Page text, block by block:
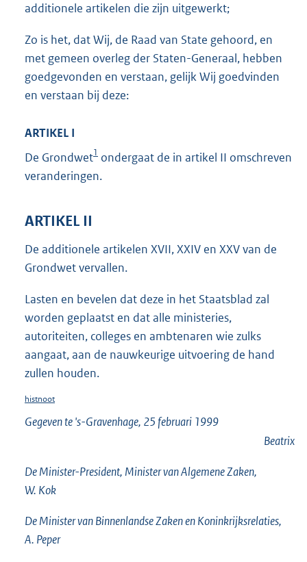
additionele artikelen die zijn uitgewerkt;
Zo is het, dat Wij, de Raad van State gehoord, en
met gemeen overleg der Staten-Generaal, hebben
goedgevonden en verstaan, gelijk Wij goedvinden
en verstaan bij deze:
ARTIKEL I
De Grondwet1 ondergaat de in artikel II omschreven
veranderingen.
ARTIKEL II
De additionele artikelen XVII, XXIV en XXV van de
Grondwet vervallen.
Lasten en bevelen dat deze in het Staatsblad zal
worden geplaatst en dat alle ministeries,
autoriteiten, colleges en ambtenaren wie zulks
aangaat, aan de nauwkeurige uitvoering de hand
zullen houden.
histnoot
Gegeven te 's-Gravenhage, 25 februari 1999
Beatrix
De Minister-President, Minister van Algemene Zaken,
W. Kok
De Minister van Binnenlandse Zaken en Koninkrijksrelaties,
A. Peper